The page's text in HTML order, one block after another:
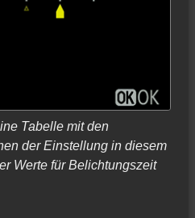
Tabelle mit den
der Einstellung in diesem
Werte für Belichtungszeit